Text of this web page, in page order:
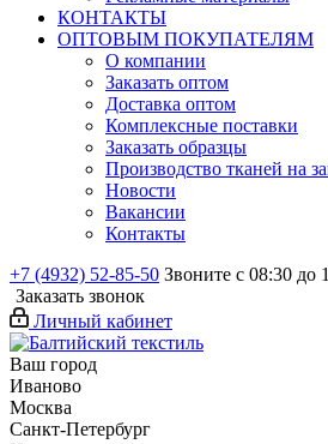
КОНТАКТЫ
ОПТОВЫМ ПОКУПАТЕЛЯМ
О компании
Заказать оптом
Доставка оптом
Комплексные поставки
Заказать образцы
Производство тканей на
Новости
Вакансии
Контакты
+7 (4932) 52-85-50 Звоните с 08:30 до
Заказать звонок
Личный кабинет
Ваш город
Иваново
Москва
Санкт-Петербург